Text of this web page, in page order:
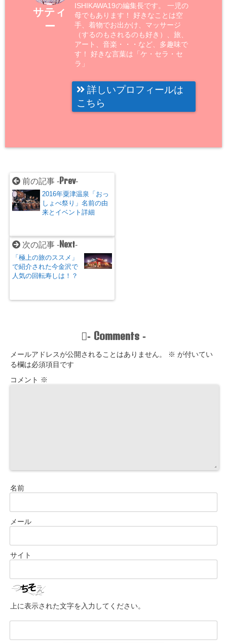
サティ
ー
ISHIKAWA19の編集長です。 一児の
母でもあります！ 好きなことは空
手、着物でお出かけ、マッサージ
（するのもされるのも好き）、旅、
アート、音楽・・・など、多趣味で
す！ 好きな言葉は「ケ・セラ・セ
ラ」
詳しいプロフィールは
こちら
前の記事 -Prev-
2016年粟津温泉「おっ
しょべ祭り」名前の由
来とイベント詳細
次の記事 -Next-
「極上の旅のススメ」
で紹介された今金沢で
人気の回転寿しは！？
- Comments -
メールアドレスが公開されることはありません。 ※ が付いてい
る欄は必須項目です
コメント ※
名前
メール
サイト
上に表示された文字を入力してください。